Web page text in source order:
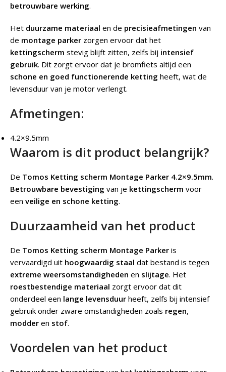
betrouwbare werking.
Het duurzame materiaal en de precisieafmetingen van
de montage parker zorgen ervoor dat het
kettingscherm stevig blijft zitten, zelfs bij intensief
gebruik. Dit zorgt ervoor dat je bromfiets altijd een
schone en goed functionerende ketting heeft, wat de
levensduur van je motor verlengt.
Afmetingen:
4.2×9.5mm
Waarom is dit product belangrijk?
De Tomos Ketting scherm Montage Parker 4.2×9.5mm.
Betrouwbare bevestiging van je kettingscherm voor
een veilige en schone ketting.
Duurzaamheid van het product
De Tomos Ketting scherm Montage Parker is
vervaardigd uit hoogwaardig staal dat bestand is tegen
extreme weersomstandigheden en slijtage. Het
roestbestendige materiaal zorgt ervoor dat dit
onderdeel een lange levensduur heeft, zelfs bij intensief
gebruik onder zware omstandigheden zoals regen,
modder en stof.
Voordelen van het product